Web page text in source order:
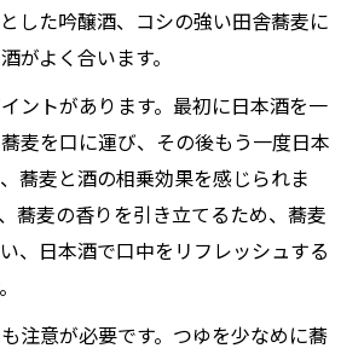
した吟醸酒、コシの強い田舎蕎麦に
がよく合います。
ントがあります。最初に日本酒を一
麦を口に運び、その後もう一度日本
蕎麦と酒の相乗効果を感じられま
蕎麦の香りを引き立てるため、蕎麦
、日本酒で口中をリフレッシュする
注意が必要です。つゆを少なめに蕎